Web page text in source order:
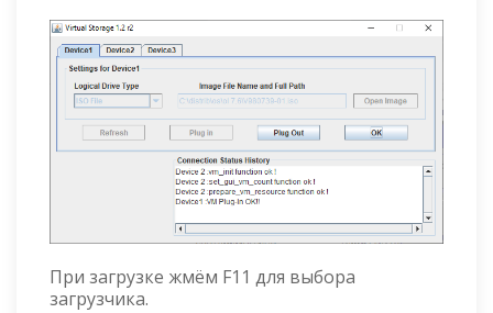
При загрузке жмём F11 для выбора
загрузчика.